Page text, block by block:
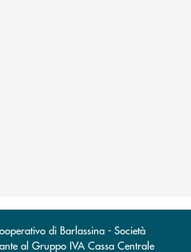
l’app di posta elettronica)
apre l’app di posta elettronica)
di Barlassina - Società
al Gruppo IVA Cassa Centrale